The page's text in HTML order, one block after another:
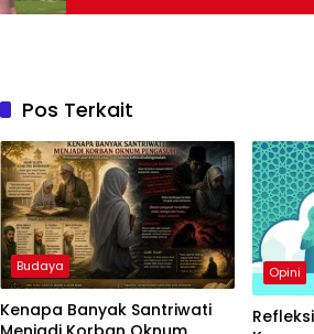
Pos Terkait
Budaya
Kenapa Banyak Santriwati
Opini